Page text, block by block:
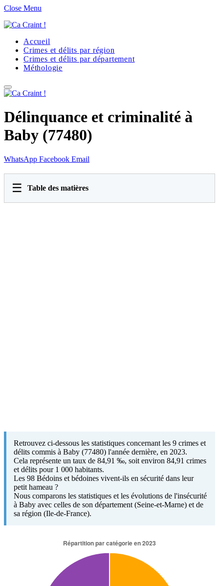
Close Menu
Accueil
Crimes et délits par région
Crimes et délits par département
Méthologie
Délinquance et criminalité à
Baby (77480)
WhatsApp Facebook Email
☰ Table des matières
Retrouvez ci-dessous les statistiques concernant les 9 crimes et
délits commis à Baby (77480) l'année dernière, en 2023.
Cela représente un taux de 84,91 ‰, soit environ 84,91 crimes
et délits pour 1 000 habitants.
Les 98 Bédoins et bédoines vivent-ils en sécurité dans leur
petit hameau ?
Nous comparons les statistiques et les évolutions de l'insécurité
à Baby avec celles de son département (Seine-et-Marne) et de
sa région (Ile-de-France).